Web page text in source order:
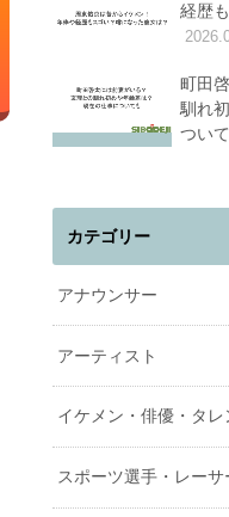
経歴
町田
馴れ
つい
カテゴリー
アナウンサー
アーティスト
イケメン・俳優・タレ
スポーツ選手・レーサ